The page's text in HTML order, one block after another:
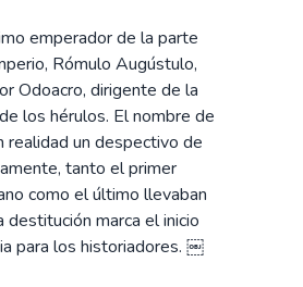
emperador de la parte
Rómulo Augústulo,
Odoacro, dirigente de la
los hérulos. El nombre de
realidad un despectivo de
tanto el primer
como el último llevaban
marca el inicio
para los historiadores. ￼